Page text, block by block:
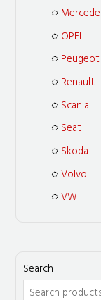
OPEL
Peugeot
Renault
Scania
Seat
Skoda
Volvo
VW
Search